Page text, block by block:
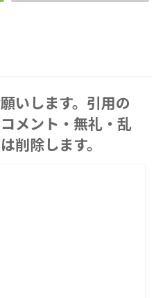
いします。引用の
メント・無礼・乱
削除します。